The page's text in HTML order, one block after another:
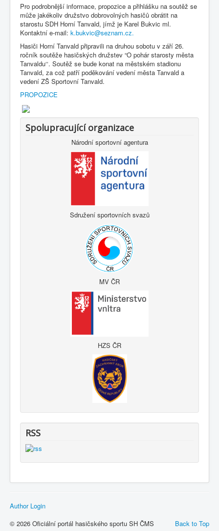
Pro podrobnější informace, propozice a přihlášku na soutěž se
může jakékoliv družstvo dobrovolných hasičů obrátit na
starostu SDH Horní Tanvald, jímž je Karel Bukvic ml.
Kontaktní e-mail: k.bukvic@seznam.cz.
Hasiči Horní Tanvald připravili na druhou sobotu v září 26.
ročník soutěže hasičských družstev “O pohár starosty města
Tanvaldu‘‘. Soutěž se bude konat na městském stadionu
Tanvald, za což patří poděkování vedení města Tanvald a
vedení ZŠ Sportovní Tanvald.
PROPOZICE
Spolupracující organizace
Národní sportovní agentura
Sdružení sportovních svazů
MV ČR
HZS ČR
RSS
Author Login
Back to Top
© 2026 Oficiální portál hasičského sportu SH ČMS